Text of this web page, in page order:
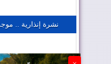
نشرة إنذارية ..